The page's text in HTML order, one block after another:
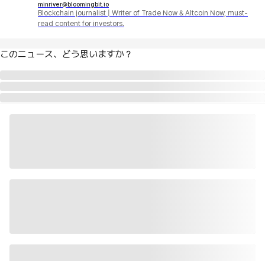
minriver@bloomingbit.io
Blockchain journalist | Writer of Trade Now & Altcoin Now, must-
read content for investors.
このニュース、どう思いますか？